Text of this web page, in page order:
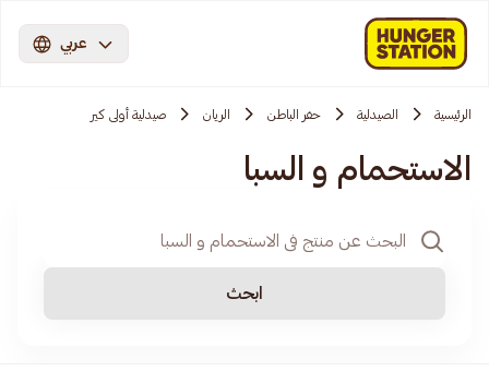
عربي
الرئيسية الصيدلية حفر الباطن الريان صيدلية أولى كير
الاستحمام و السبا
ابحث